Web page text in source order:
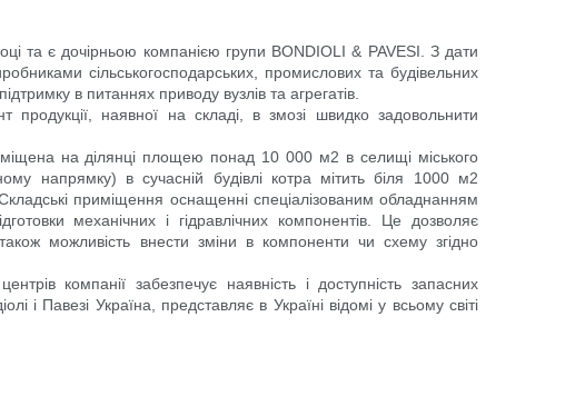
та є дочірньою компанією групи BONDIOLI & PAVESI. З дати
сільськогосподарських, промислових та будівельних
в питаннях приводу вузлів та агрегатів.
продукції, наявної на складі, в змозі швидко задовольнити
на ділянці площею понад 10 000 м2 в селищі міського
напрямку) в сучасній будівлі котра мітить біля 1000 м2
приміщення оснащенні спеціалізованим обладнанням
механічних і гідравлічних компонентів. Це дозволяє
можливість внести зміни в компоненти чи схему згідно
компанії забезпечує наявність і доступність запасних
і Павезі Україна, представляє в Україні відомі у всьому світі